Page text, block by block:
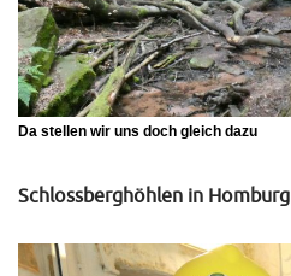
Da stellen wir uns doch gleich dazu
Schlossberghöhlen in Homburg